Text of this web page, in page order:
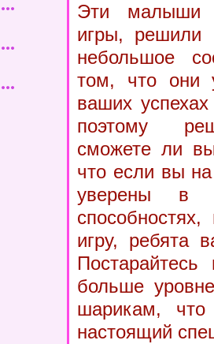
Эти малыши
игры, решили
небольшое
том, что они
ваших
поэтому
сможете ли
что если вы
уверены в
игру, ребята
больше
шарикам,
настоящий